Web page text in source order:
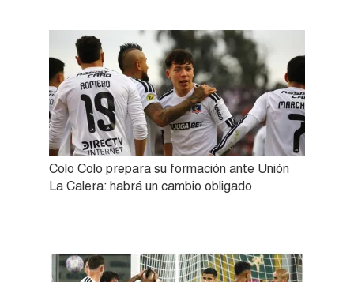
Colo Colo prepara su formación ante Unión
La Calera: habrá un cambio obligado